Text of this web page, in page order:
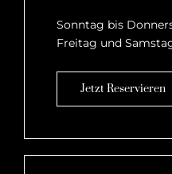
Sonntag bis
Freitag und
Jetzt Reservieren